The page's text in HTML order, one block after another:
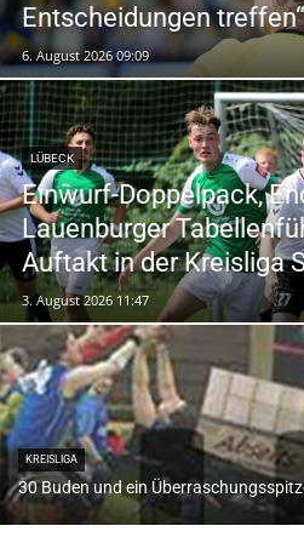
Entscheidungen treffen“
6. August 2026 09:09
LÜBECK
Einwurf-Doppelpack,
Lauenburger
Auftakt in der Kreisliga
3. August 2026 11:47
KREISLIGA
30 Buden und ein